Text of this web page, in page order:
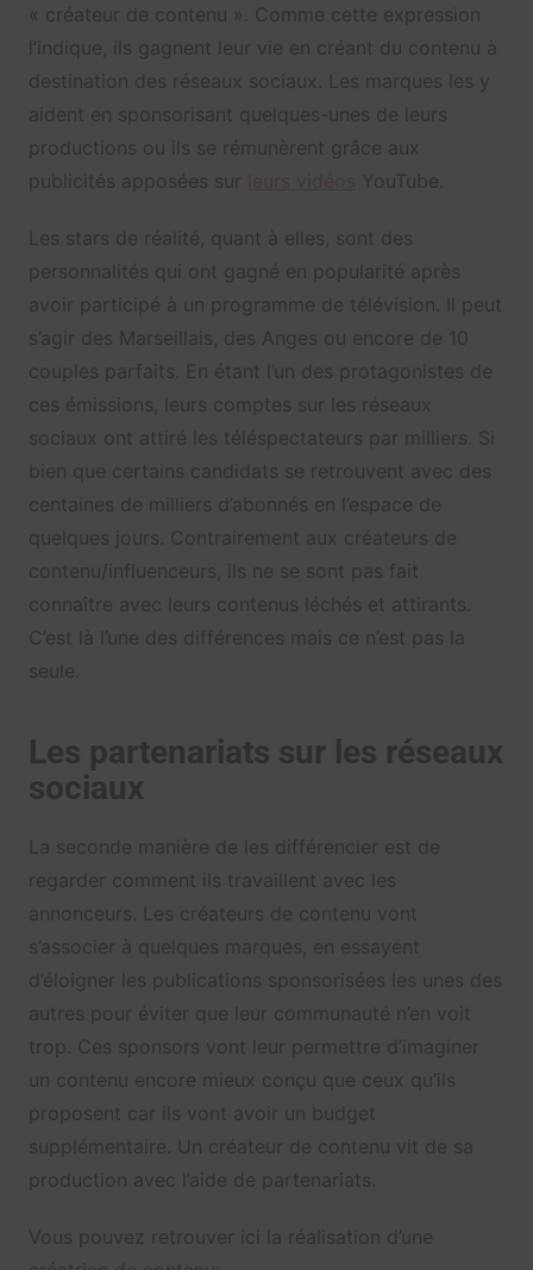
« créateur de contenu ». Comme cette expression
l’indique, ils gagnent leur vie en créant du contenu à
destination des réseaux sociaux. Les marques les y
aident en sponsorisant quelques-unes de leurs
productions ou ils se rémunèrent grâce aux
publicités apposées sur
YouTube.
Les stars de réalité, quant à elles, sont des
personnalités qui ont gagné en popularité après
avoir participé à un programme de télévision. Il peut
s’agir des Marseillais, des Anges ou encore de 10
couples parfaits. En étant l’un des protagonistes de
ces émissions, leurs comptes sur les réseaux
sociaux ont attiré les téléspectateurs par milliers. Si
bien que certains candidats se retrouvent avec des
centaines de milliers d’abonnés en l’espace de
quelques jours. Contrairement aux créateurs de
contenu/influenceurs, ils ne se sont pas fait
connaître avec leurs contenus léchés et attirants.
C’est là l’une des différences mais ce n’est pas la
seule.
Les partenariats sur les réseaux
sociaux
La seconde manière de les différencier est de
regarder comment ils travaillent avec les
annonceurs. Les créateurs de contenu vont
s’associer à quelques marques, en essayent
d’éloigner les publications sponsorisées les unes des
autres pour éviter que leur communauté n’en voit
trop. Ces sponsors vont leur permettre d’imaginer
un contenu encore mieux conçu que ceux qu’ils
proposent car ils vont avoir un budget
supplémentaire. Un créateur de contenu vit de sa
production avec l’aide de partenariats.
Vous pouvez retrouver ici la réalisation d’une